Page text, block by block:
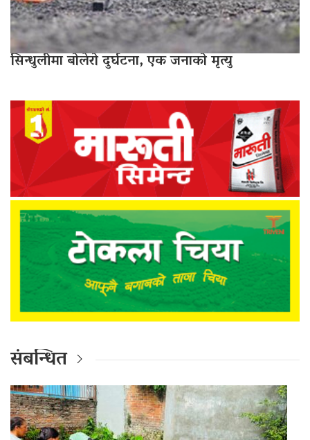
सिन्धुलीमा बोलेरो दुर्घटना, एक जनाको मृत्यु
संबन्धित